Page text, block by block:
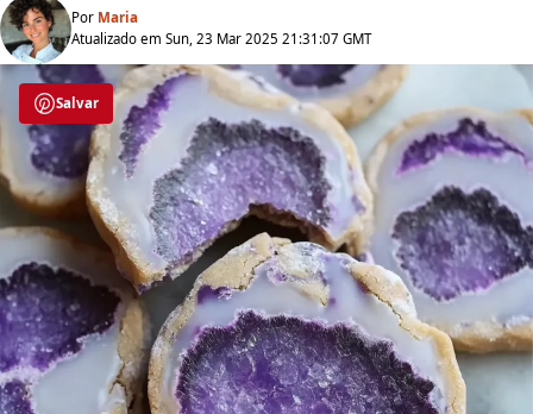
Por Maria
Atualizado em Sun, 23 Mar 2025 21:31:07 GMT
Salvar